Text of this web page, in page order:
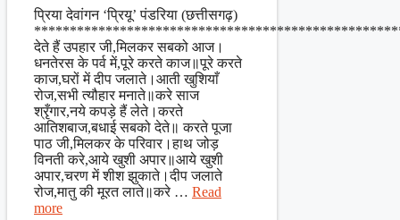
Share
प्रिया देवांगन ‘प्रियू’ पंडरिया (छत्तीसगढ़)
देते हैं उपहार जी,मिलकर सबको आज।
धनतेरस के पर्व में,पूरे करते काज॥पूरे करते
काज,घरों में दीप जलाते।आती खुशियाँ
रोज,सभी त्यौहार मनाते॥करे साज
श्रृँगार,नये कपड़े हैं लेते।करते
आतिशबाज,बधाई सबको देते॥ करते पूजा
पाठ जी,मिलकर के परिवार।हाथ जोड़
विनती करे,आये खुशी अपार॥आये खुशी
अपार,चरण में शीश झुकाते।दीप जलाते
रोज,मातु की मूरत लाते॥करे … Read
more